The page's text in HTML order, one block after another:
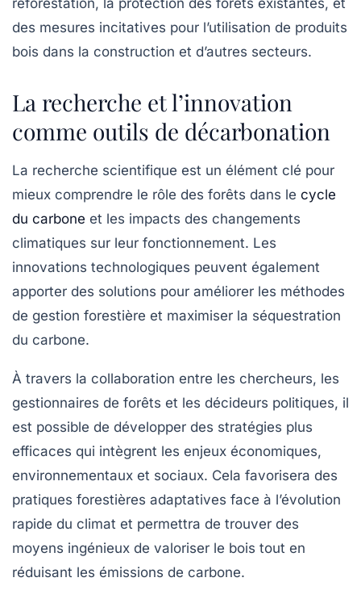
reforestation, la protection des forêts existantes, et
des mesures incitatives pour l’utilisation de produits
bois dans la construction et d’autres secteurs.
La recherche et l’innovation
comme outils de décarbonation
La recherche scientifique est un élément clé pour
mieux comprendre le rôle des forêts dans le cycle
du carbone et les impacts des changements
climatiques sur leur fonctionnement. Les
innovations technologiques peuvent également
apporter des solutions pour améliorer les méthodes
de gestion forestière et maximiser la séquestration
du carbone.
À travers la collaboration entre les chercheurs, les
gestionnaires de forêts et les décideurs politiques, il
est possible de développer des stratégies plus
efficaces qui intègrent les enjeux économiques,
environnementaux et sociaux. Cela favorisera des
pratiques forestières adaptatives face à l’évolution
rapide du climat et permettra de trouver des
moyens ingénieux de valoriser le bois tout en
réduisant les émissions de carbone.